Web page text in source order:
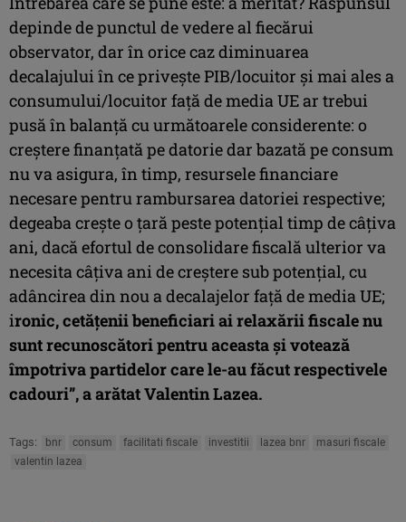
depinde de punctul de vedere al fiecărui
observator, dar în orice caz diminuarea
decalajului în ce priveşte PIB/locuitor şi mai ales a
consumului/locuitor faţă de media UE ar trebui
pusă în balanţă cu următoarele considerente: o
creştere finanţată pe datorie dar bazată pe consum
nu va asigura, în timp, resursele financiare
necesare pentru rambursarea datoriei respective;
degeaba creşte o ţară peste potenţial timp de câţiva
ani, dacă efortul de consolidare fiscală ulterior va
necesita câţiva ani de creştere sub potenţial, cu
adâncirea din nou a decalajelor faţă de media UE;
ironic, cetăţenii beneficiari ai relaxării fiscale nu
sunt recunoscători pentru aceasta şi votează
împotriva partidelor care le-au făcut respectivele
cadouri”, a arătat Valentin Lazea.
Tags: bnr consum facilitati fiscale investitii lazea bnr
masuri fiscale
valentin lazea